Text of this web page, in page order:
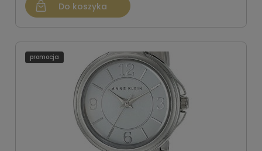
Do koszyka
promocja